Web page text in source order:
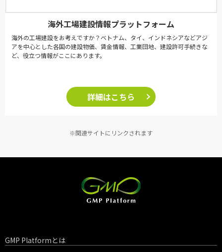
海外工場建設情報プラットフォーム
海外の工場建設をお考えですか？ベトナム、タイ、インドネシアなどアジ
アを中心とした各国の建設物価、賃金情報、工業団地、建設許可手続きな
ど、役立つ情報がここにあります。
詳細はこちら
※関連サイトにリンクされます
GMP Platformとは